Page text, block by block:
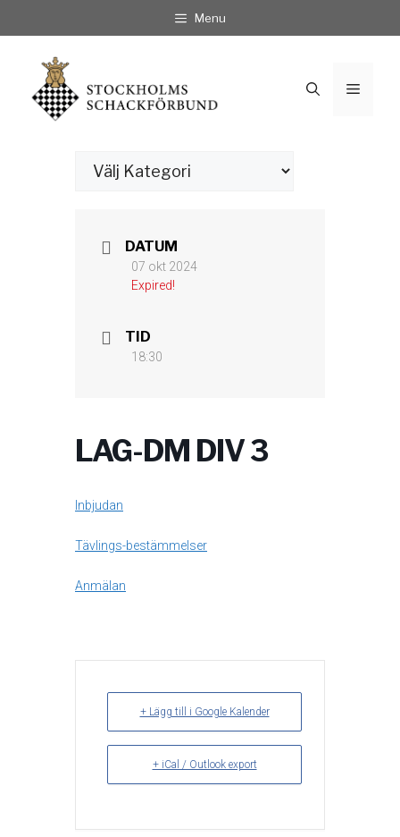
till
innehåll
Menu
Meny
DATUM
07 okt 2024
Expired!
TID
18:30
LAG-DM DIV 3
Inbjudan
Tävlings-bestämmelser
Anmälan
+ Lägg till i Google Kalender
+ iCal / Outlook export